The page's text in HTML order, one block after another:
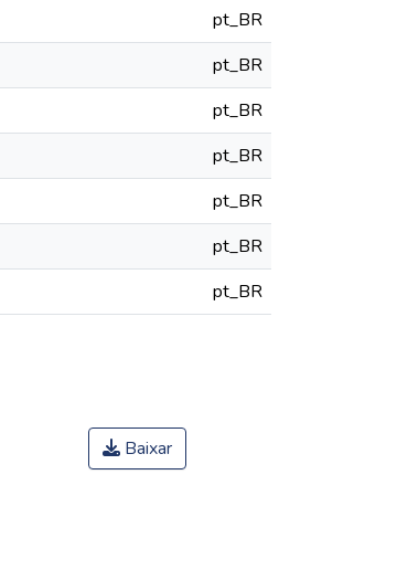
pt_BR
pt_BR
pt_BR
pt_BR
pt_BR
pt_BR
pt_BR
Baixar